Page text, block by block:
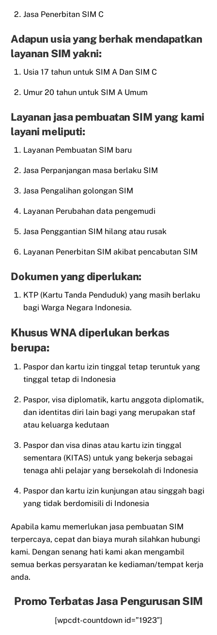
Jasa Penerbitan SIM C
Adapun usia yang berhak mendapatkan
layanan SIM yakni:
Usia 17 tahun untuk SIM A Dan SIM C
Umur 20 tahun untuk SIM A Umum
Layanan jasa pembuatan SIM yang kami
layani meliputi:
Layanan Pembuatan SIM baru
Jasa Perpanjangan masa berlaku SIM
Jasa Pengalihan golongan SIM
Layanan Perubahan data pengemudi
Jasa Penggantian SIM hilang atau rusak
Layanan Penerbitan SIM akibat pencabutan SIM
Dokumen yang diperlukan:
KTP (Kartu Tanda Penduduk) yang masih berlaku
bagi Warga Negara Indonesia.
Khusus WNA diperlukan berkas
berupa:
Paspor dan kartu izin tinggal tetap teruntuk yang
tinggal tetap di Indonesia
Paspor, visa diplomatik, kartu anggota diplomatik,
dan identitas diri lain bagi yang merupakan staf
atau keluarga kedutaan
Paspor dan visa dinas atau kartu izin tinggal
sementara (KITAS) untuk yang bekerja sebagai
tenaga ahli pelajar yang bersekolah di Indonesia
Paspor dan kartu izin kunjungan atau singgah bagi
yang tidak berdomisili di Indonesia
Apabila kamu memerlukan jasa pembuatan SIM
terpercaya, cepat dan biaya murah silahkan hubungi
kami. Dengan senang hati kami akan mengambil
semua berkas persyaratan ke kediaman/tempat kerja
anda.
Promo Terbatas Jasa Pengurusan SIM
[wpcdt-countdown id=”1923″]